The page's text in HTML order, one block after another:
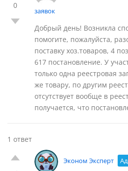
0
заявок
Добрый день! Возникла
помогите, пожалуйста,
поставку хоз.товаров, 4
617 постановление. У
только одна реестровая
же товару, по другим
отсутствует вообще в
получается, что
1 ответ
Эконом Эксперт